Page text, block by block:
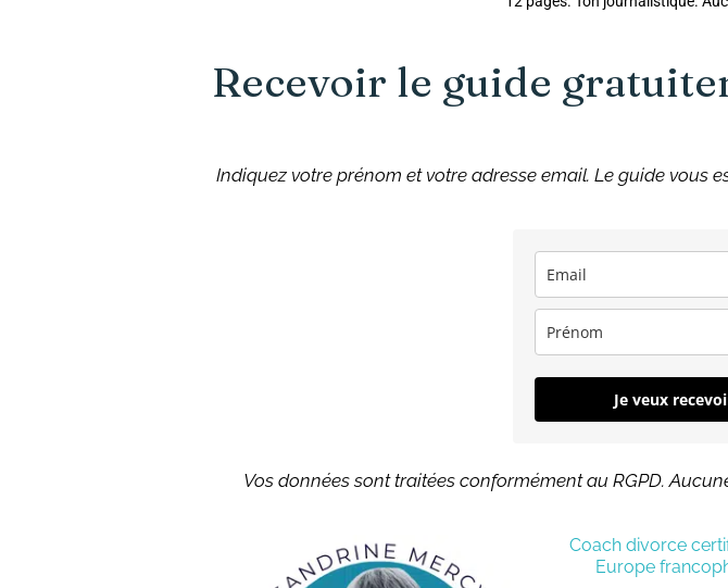
Recevoir le guide
Indiquez votre prénom et votre adresse email. Le guide vous
Je veux
Vos données sont traitées conformément au RGPD.
Coach divorce
Europe